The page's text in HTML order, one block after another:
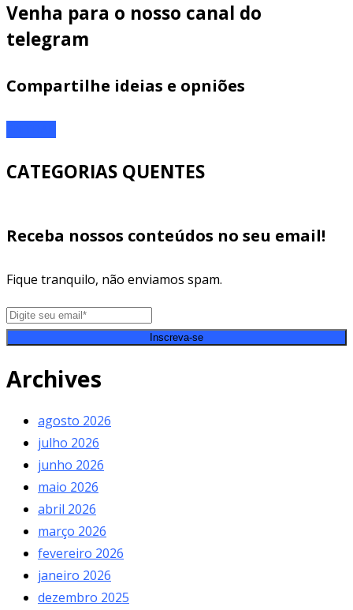
Venha para o nosso canal do
telegram
Compartilhe ideias e opniões
CATEGORIAS QUENTES
Receba nossos conteúdos no seu email!
Fique tranquilo, não enviamos spam.
Inscreva-se
Archives
agosto 2026
julho 2026
junho 2026
maio 2026
abril 2026
março 2026
fevereiro 2026
janeiro 2026
dezembro 2025